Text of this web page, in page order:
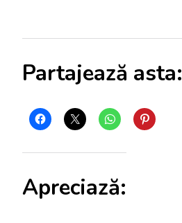
Partajează asta:
Apreciază: